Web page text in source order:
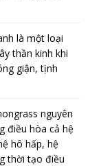
là một loại
thần kinh khi
giận, tịnh
nguyên
điều hòa cả hệ
hô hấp, hệ
thời tạo điều